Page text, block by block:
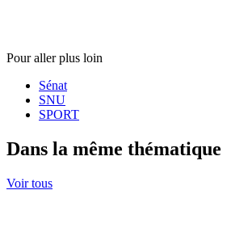
Pour aller plus loin
Sénat
SNU
SPORT
Dans la même thématique
Voir tous